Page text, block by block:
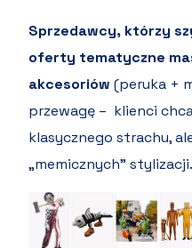
Sprzedawcy, którzy
oferty tematyczne
akcesoriów (peruka +
przewagę – klienci
klasycznego strachu,
„memicznych” stylizacji.